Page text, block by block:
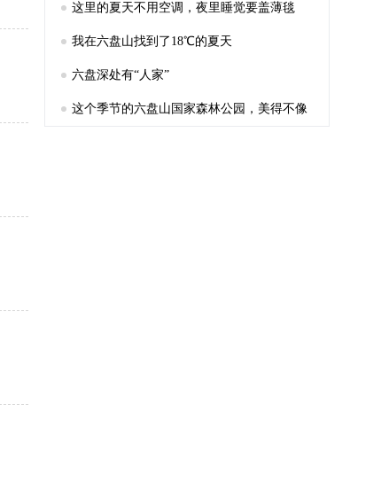
这里的夏天不用空调，夜里睡觉要盖薄毯
我在六盘山找到了18℃的夏天
六盘深处有“人家”
这个季节的六盘山国家森林公园，美得不像